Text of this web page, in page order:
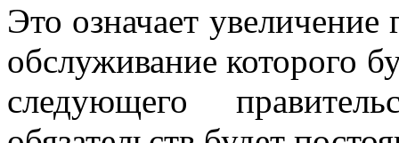
Это означает увеличение
обслуживание которого
следующего